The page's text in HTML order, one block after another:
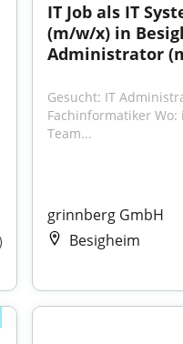
IT Job als IT
(m/w/x) in
Administrator
Gesucht: IT
Fachinformatiker Wo:
Team...
grinnberg GmbH
Besigheim